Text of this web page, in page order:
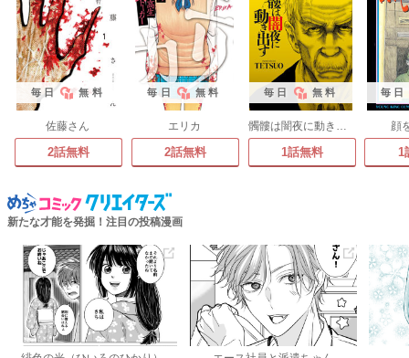
毎日 無料
佐藤さん
2話無料
毎日 無料
エリカ
2話無料
毎日 無料
髑髏は闇夜に動き出す
1話無料
毎日
顔
1
新たな才能を発掘！注目の投稿漫画